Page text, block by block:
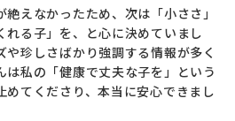
イトものぞいてみたのですが、サ
さんで探そうと思いまし
開されていて、「ここなら信頼でき
えなかったため、次は「小ささ」
れる子」を、と心に決めていまし
珍しさばかり強調する情報が多く
私の「健康で丈夫な子を」という
てくださり、本当に安心できまし